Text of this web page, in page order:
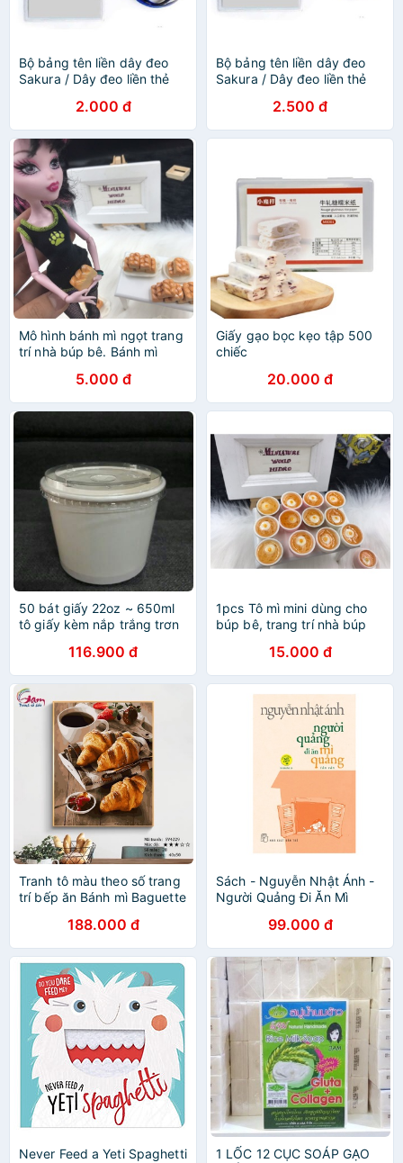
Bộ bảng tên liền dây đeo
Sakura / Dây đeo liền thẻ
2.000 đ
Bộ bảng tên liền dây đeo
Sakura / Dây đeo liền thẻ
2.500 đ
Mô hình bánh mì ngọt trang
trí nhà búp bê. Bánh mì
nhỏ. Bánh mì ngọt tí hon
5.000 đ
Giấy gạo bọc kẹo tập 500
chiếc
20.000 đ
50 bát giấy 22oz ~ 650ml
tô giấy kèm nắp trắng trơn
tobokki, kem nhà hàng
quán ăn Paper bowl
116.900 đ
1pcs Tô mì mini dùng cho
búp bê, trang trí nhà búp
15.000 đ
Tranh tô màu theo số trang
trí bếp ăn Bánh mì Baguette
188.000 đ
Sách - Nguyễn Nhật Ánh -
Người Quảng Đi Ăn Mì
Bản Đặc Biệt -
8934974165941
99.000 đ
Never Feed a Yeti Spaghetti
1 LỐC 12 CỤC SOÁP GẠO